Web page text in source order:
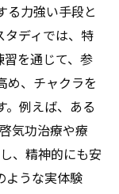
る力強い手段と
タディでは、特
を通じて、参
め、チャクラを
。例えば、ある
気功治療や療
、精神的にも安
ような実体験